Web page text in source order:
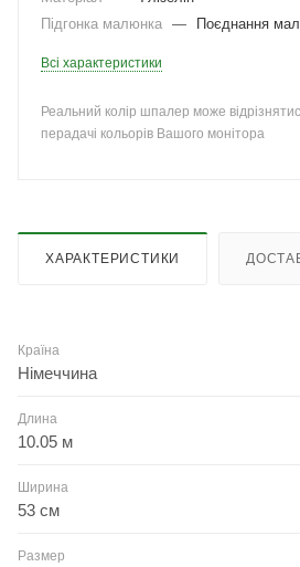
Підгонка малюнка — Поєднання
Всі характеристики
Реальний колір шпалер може
перадачі кольорів Вашого монітора
ХАРАКТЕРИСТИКИ
Країна
Німеччина
Длина
10.05 м
Ширина
53 см
Размер